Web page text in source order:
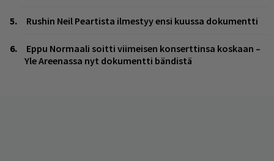
Rushin Neil Peartista ilmestyy ensi kuussa dokumentti
Eppu Normaali soitti viimeisen konserttinsa koskaan –
Yle Areenassa nyt dokumentti bändistä